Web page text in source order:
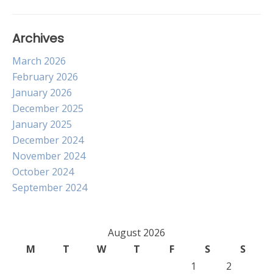
Archives
March 2026
February 2026
January 2026
December 2025
January 2025
December 2024
November 2024
October 2024
September 2024
August 2026
M
T W T F S
S
1
2